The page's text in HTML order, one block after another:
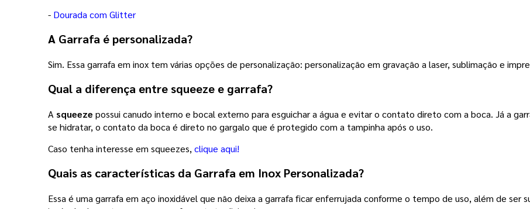
- Dourada com Glitter
A Garrafa é personalizada?
Sim. Essa garrafa em inox tem várias opções de personalização: personalização em gravação a laser, sublimação e
Qual a diferença entre squeeze e garrafa?
A squeeze possui canudo interno e bocal externo para esguichar a água e evitar o contato direto com a boca. Já a
se hidratar, o contato da boca é direto no gargalo que é protegido com a tampinha após o uso.
Caso tenha interesse em squeezes,clique aqui!
Quais as características da Garrafa em Inox Personalizada?
Essa é uma garrafa em aço inoxidável que não deixa a garrafa ficar enferrujada conforme o tempo de uso, além de